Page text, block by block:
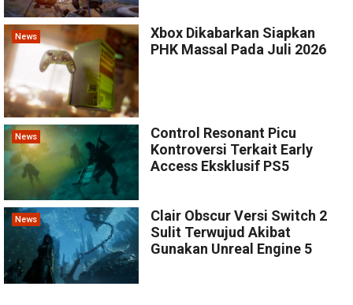
News
Xbox Dikabarkan Siapkan
PHK Massal Pada Juli 2026
News
Control Resonant Picu
Kontroversi Terkait Early
Access Eksklusif PS5
News
Clair Obscur Versi Switch 2
Sulit Terwujud Akibat
Gunakan Unreal Engine 5